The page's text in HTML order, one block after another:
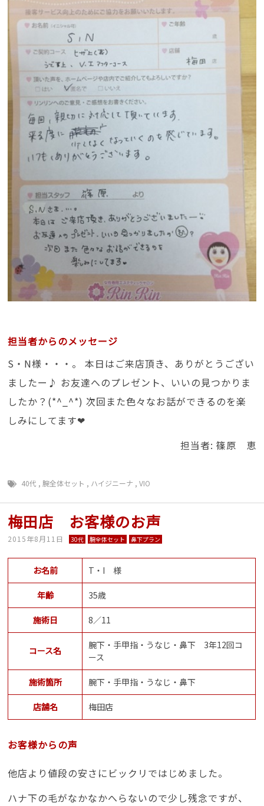
担当者からのメッセージ
S・N様・・・。 本日はご来店頂き、ありがとうござい
ましたー♪ お友達へのプレゼント、いいの見つかりま
したか？(*^_^*) 次回また色々なお話ができるのを楽
しみにしてます❤
担当者: 篠原 恵
40代 ,腕全体セット , ハイジニーナ ,VIO
梅田店 お客様のお声
2015年8月11日 30代 腕全体セット 鼻下プラン
お名前 T・I 様
年齢 35歳
施術日 8／11
コース名
腕下・手甲指・うなじ・鼻下 3年12回コ
ース
施術箇所 腕下・手甲指・うなじ・鼻下
店舗名 梅田店
お客様からの声
他店より値段の安さにビックリではじめました。
ハナ下の毛がなかなかへらないので少し残念ですが、